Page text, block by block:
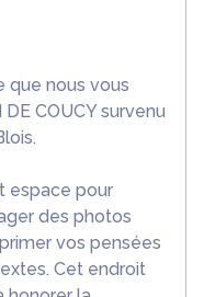
que nous vous
COUCY survenu
espace pour
des photos
vos pensées
Cet endroit